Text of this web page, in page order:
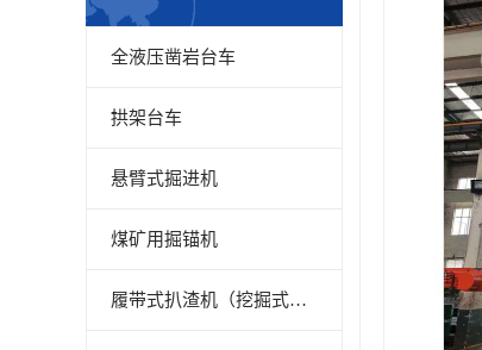
全液压凿岩台车
拱架台车
悬臂式掘进机
煤矿用掘锚机
履带式扒渣机（挖掘式装载机）